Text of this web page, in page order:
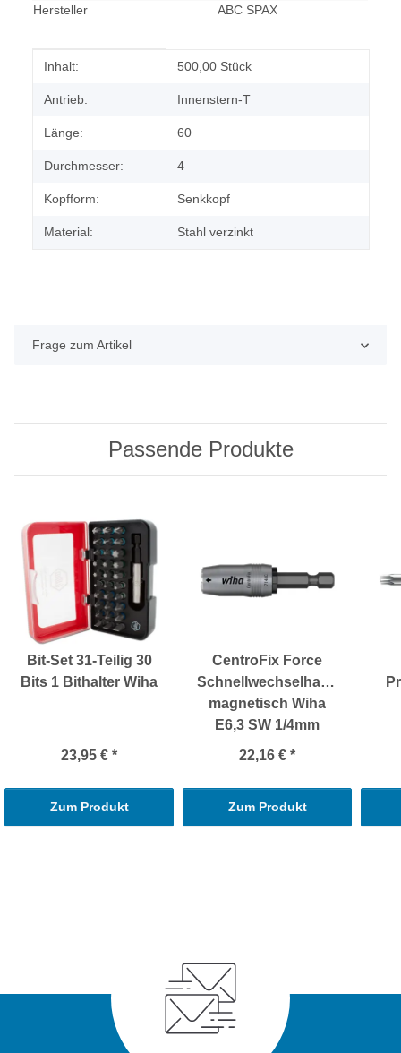
Hersteller ABC SPAX
Produkteigenschaft
Wert
Inhalt: 500,00 Stück
Antrieb: Innenstern-T
Länge: 60
Durchmesser: 4
Kopfform: Senkkopf
Material: Stahl verzinkt
Frage zum Artikel
Passende Produkte
Bit-Set 31-Teilig 30
Bits 1 Bithalter Wiha
23,95 € *
Zum Produkt
CentroFix Force
Schnellwechselhalter
magnetisch Wiha
E6,3 SW 1/4mm
22,16 € *
Zum Produkt